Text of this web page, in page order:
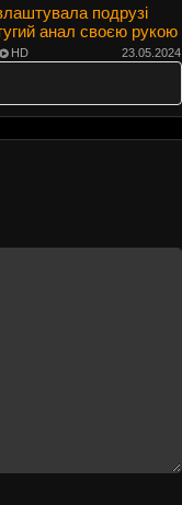
подрузі
анал своєю рукою
HD 23.05.2024